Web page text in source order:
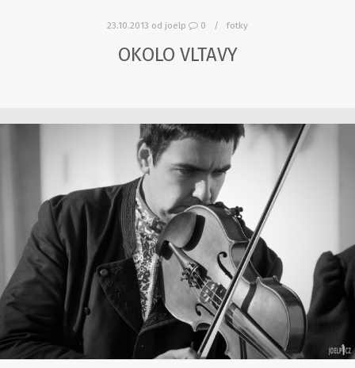
23.10.2013 od joelp 0 fotky
OKOLO VLTAVY